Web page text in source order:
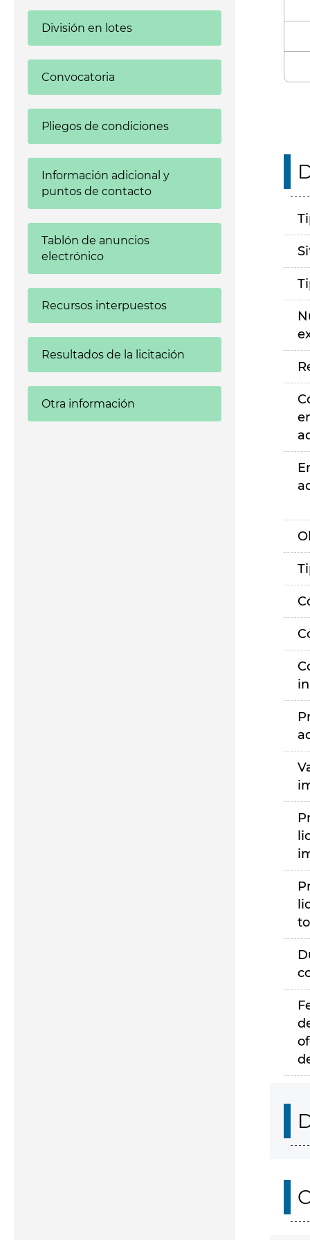
División en lotes
Convocatoria
Pliegos de condiciones
Información adicional y
puntos de contacto
Tablón de anuncios
electrónico
Recursos interpuestos
Resultados de la licitación
Otra información